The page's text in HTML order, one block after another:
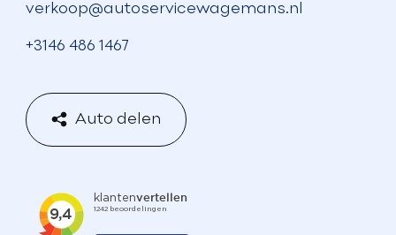
verkoop@autoservicewagemans.nl
+3146 486 1467
Auto delen